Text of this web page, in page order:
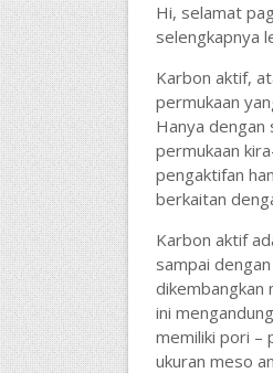
Hi, selamat
selengkapnya
Karbon aktif,
permukaan
Hanya dengan
permukaan
pengaktifan
berkaitan
Karbon aktif
sampai
dikembangkan
ini
memiliki pori –
ukuran meso